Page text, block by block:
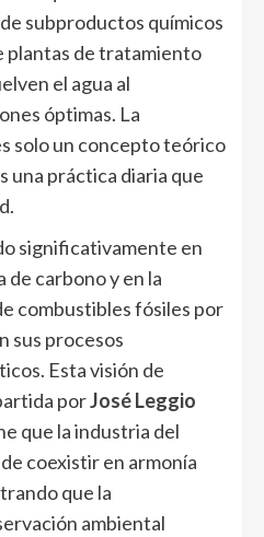
subproductos químicos
plantas de tratamiento
el agua al
óptimas. La
solo un concepto teórico
una práctica diaria que
significativamente en
carbono y en la
combustibles fósiles por
sus procesos
Esta visión de
porJosé Leggio
que la industria del
coexistir en armonía
que la
ambiental